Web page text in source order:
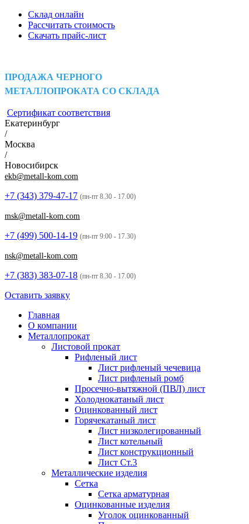
Склад онлайн
Рассчитать стоимость
Скачать прайс-лист
ПРОДАЖА ЧЕРНОГО
МЕТАЛЛОПРОКАТА СО СКЛАДА
Сертификат соответствия
Екатеринбург
/
Москва
/
Новосибирск
ekb@metall-kom.com
+7 (343) 379-47-17 (пн-пт 8.30 - 17.00)
msk@metall-kom.com
+7 (499) 500-14-19 (пн-пт 9:00 - 17.30)
nsk@metall-kom.com
+7 (383) 383-07-18 (пн-пт 8.30 - 17.00)
Оставить заявку
Главная
О компании
Металлопрокат
Листовой прокат
Рифленый лист
Лист рифленый чечевица
Лист рифленый ромб
Просечно-вытяжной (ПВЛ) лист
Холоднокатаный лист
Оцинкованный лист
Горячекатаный лист
Лист низколегированный
Лист котельный
Лист конструкционный
Лист Ст.3
Металлические изделия
Сетка
Сетка арматурная
Оцинкованные изделия
Уголок оцинкованный